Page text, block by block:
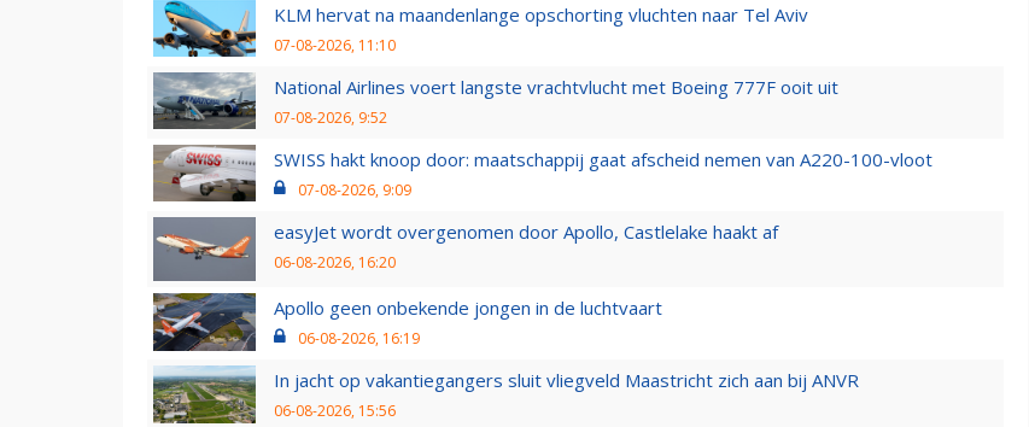
KLM hervat na maandenlange opschorting vluchten naar Tel Aviv
07-08-2026, 11:10
National Airlines voert langste vrachtvlucht met Boeing 777F ooit uit
07-08-2026, 9:52
SWISS hakt knoop door: maatschappij gaat afscheid nemen van A220-100-vloot
07-08-2026, 9:09
easyJet wordt overgenomen door Apollo, Castlelake haakt af
06-08-2026, 16:20
Apollo geen onbekende jongen in de luchtvaart
06-08-2026, 16:19
In jacht op vakantiegangers sluit vliegveld Maastricht zich aan bij ANVR
06-08-2026, 15:56